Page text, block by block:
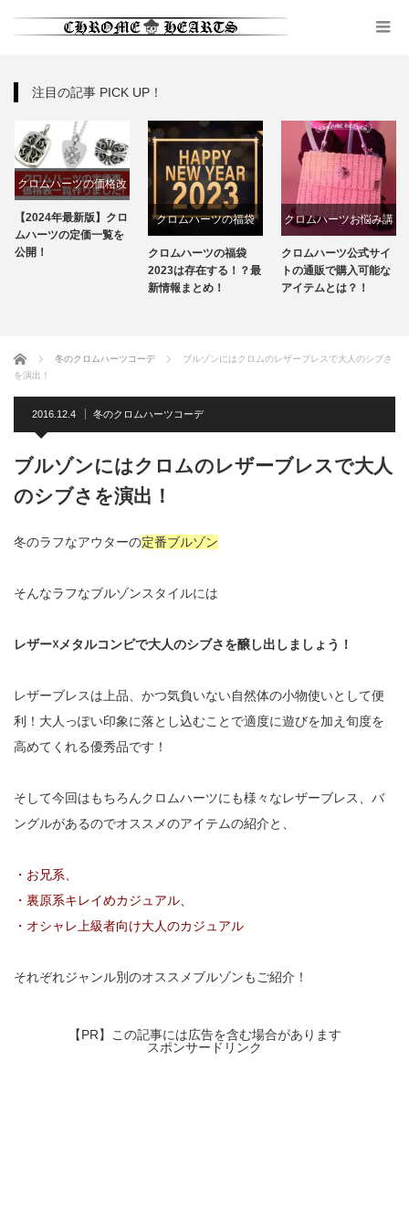
注目の記事 PICK UP！
クロムハーツの価格改
定
【2024年最新版】クロ
ムハーツの定価一覧を
公開！
クロムハーツの福袋
クロムハーツの福袋
2023は存在する！？最
新情報まとめ！
クロムハーツお悩み講
座
クロムハーツ公式サイ
トの通販で購入可能な
アイテムとは？！
ホーム 冬のクロムハーツコーデ
ブルゾンにはクロムのレザーブレスで大人のシブさ
を演出！
2016.12.4 冬のクロムハーツコーデ
ブルゾンにはクロムのレザーブレスで大人
のシブさを演出！
冬のラフなアウターの定番ブルゾン
そんなラフなブルゾンスタイルには
レザー☓メタルコンビで大人のシブさを醸し出しましょう！
レザーブレスは上品、かつ気負いない自然体の小物使いとして便
利！大人っぽい印象に落とし込むことで適度に遊びを加え旬度を
高めてくれる優秀品です！
そして今回はもちろんクロムハーツにも様々なレザーブレス、バ
ングルがあるのでオススメのアイテムの紹介と、
・お兄系、
・裏原系キレイめカジュアル、
・オシャレ上級者向け大人のカジュアル
それぞれジャンル別のオススメブルゾンもご紹介！
【PR】この記事には広告を含む場合があります
スポンサードリンク